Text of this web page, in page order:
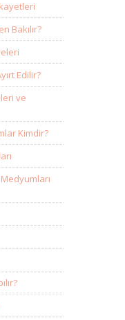
Bakılır?
Edilir?
ve
Kimdir?